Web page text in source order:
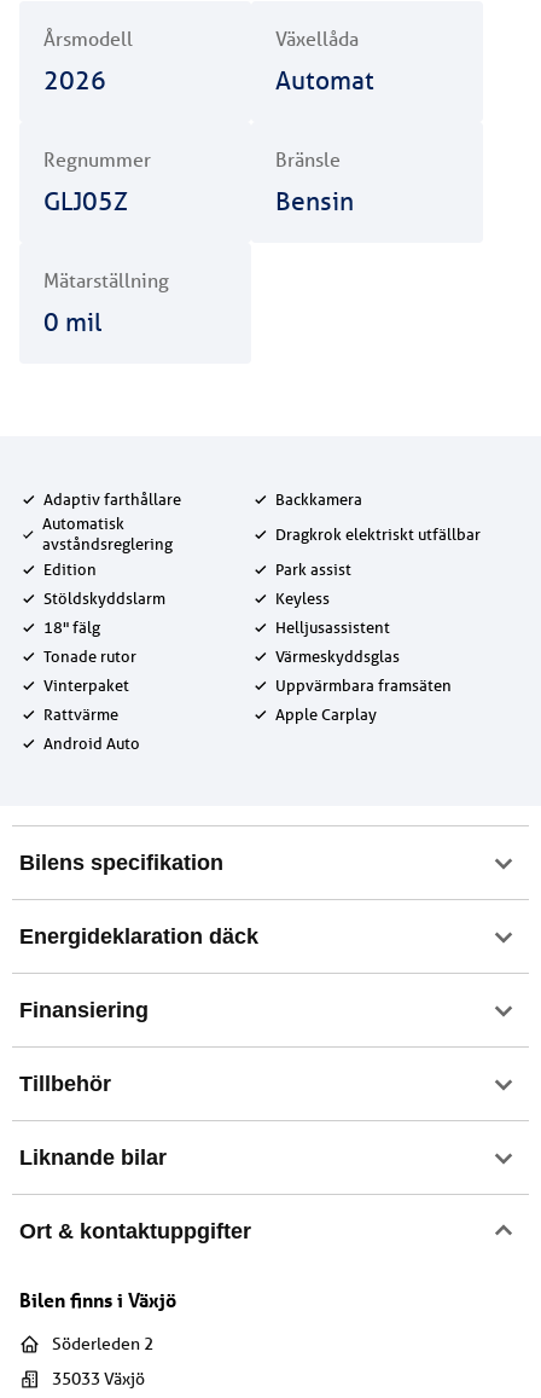
Årsmodell
2026
Växellåda
Automat
Regnummer
GLJ05Z
Bränsle
Bensin
Mätarställning
0 mil
Adaptiv farthållare
Backkamera
Automatisk
avståndsreglering
Dragkrok elektriskt utfällbar
Edition
Park assist
Stöldskyddslarm
Keyless
18" fälg
Helljusassistent
Tonade rutor
Värmeskyddsglas
Vinterpaket
Uppvärmbara framsäten
Rattvärme
Apple Carplay
Android Auto
Bilens specifikation
Energideklaration däck
Finansiering
Tillbehör
Liknande bilar
Ort & kontaktuppgifter
Bilen finns i Växjö
Söderleden 2
35033Växjö